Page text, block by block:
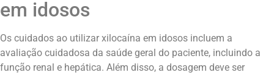
em idosos
Os cuidados ao utilizar xilocaína em idosos incluem a
avaliação cuidadosa da saúde geral do paciente, incluindo a
função renal e hepática. Além disso, a dosagem deve ser